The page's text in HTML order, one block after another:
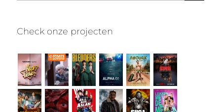
Check onze projecten